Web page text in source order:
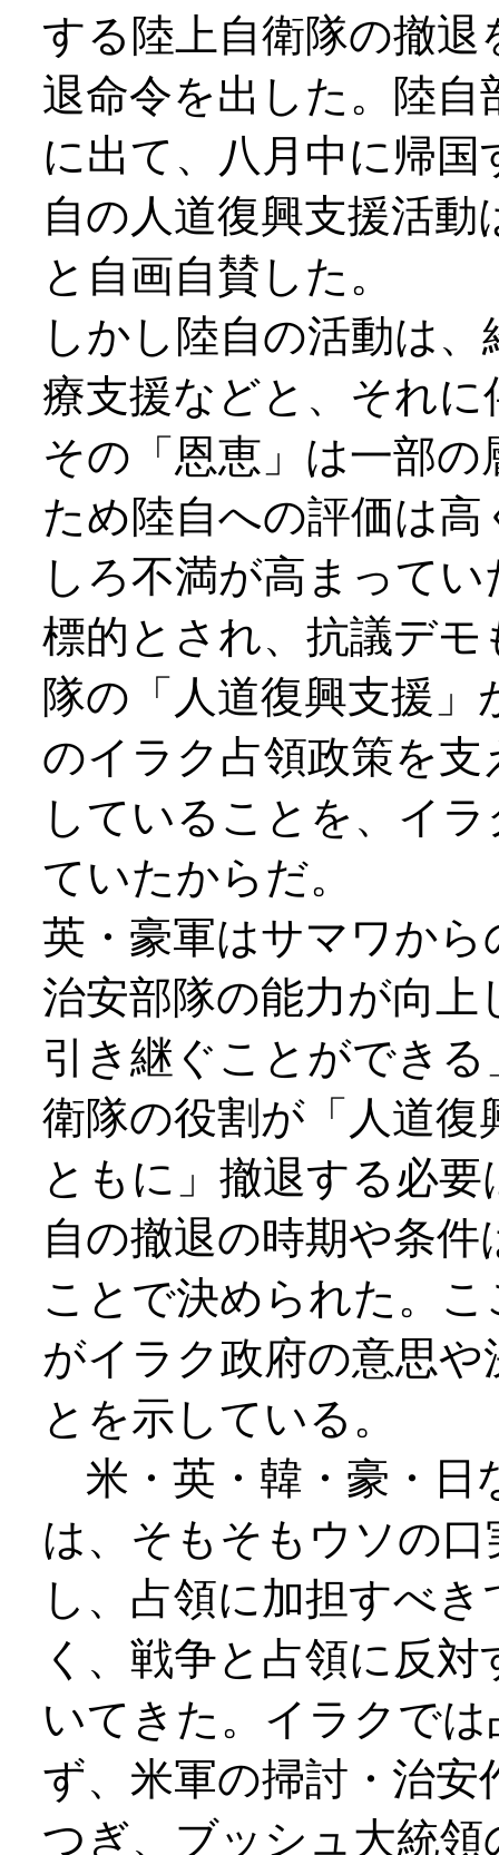
する陸上自衛隊の撤
退命令を出した。陸
に出て、八月中に帰
自の人道復興支援活
と自画自賛した。
しかし陸自の活動は
療支援などと、それ
その「恩恵」は一部
ため陸自への評価は
しろ不満が高まって
標的とされ、抗議デ
隊の「人道復興支援
のイラク占領政策を
していることを、イ
ていたからだ。
英・豪軍はサマワか
治安部隊の能力が向
引き継ぐことができ
衛隊の役割が「人道復
ともに」撤退する必
自の撤退の時期や条
ことで決められた。
がイラク政府の意思
とを示している。
米・英・韓・豪・日
は、そもそもウソの
し、占領に加担すべ
く、戦争と占領に反
いてきた。イラクで
ず、米軍の掃討・治
つぎ、ブッシュ大統